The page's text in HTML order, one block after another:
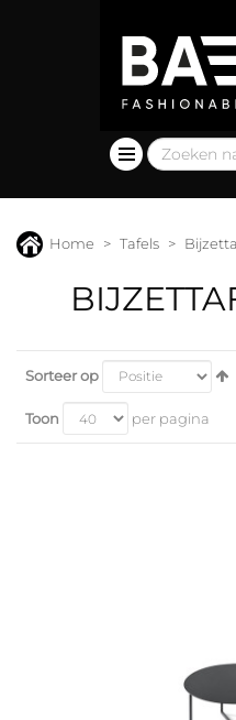
Home Tafels
Toon per pagina
Sorteer op